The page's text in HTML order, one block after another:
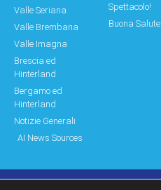
Valle Seriana
Valle Brembana
Valle Imagna
Brescia ed
Hinterland
Bergamo ed
Hinterland
Notizie Generali
AI News Sources
Spettacolo!
Buona Salute